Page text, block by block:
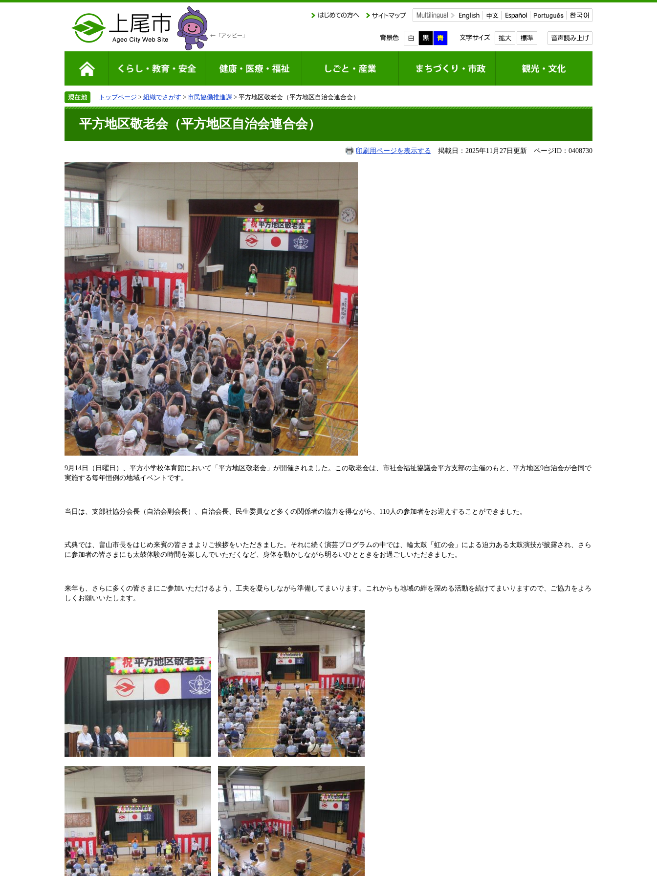
トップページ > 組織でさがす > 市民協働推進課 > 平方地区敬老会（平方地区自治会連合会）
平方地区敬老会（平方地区自治会連合会）
印刷用ページを表示する 掲載日：2025年11月27日更新 ページID：0408730
9月14日（日曜日）、平方小学校体育館において「平方地区敬老会」が開催されました。この敬老会は、市社会福祉協議会平方支部の主催のもと、平方地区9自治会が合同で
実施する毎年恒例の地域イベントです。
当日は、支部社協分会長（自治会副会長）、自治会長、民生委員など多くの関係者の協力を得ながら、110人の参加者をお迎えすることができました。
式典では、畠山市長をはじめ来賓の皆さまよりご挨拶をいただきました。それに続く演芸プログラムの中では、輪太鼓「虹の会」による迫力ある太鼓演技が披露され、さら
に参加者の皆さまにも太鼓体験の時間を楽しんでいただくなど、身体を動かしながら明るいひとときをお過ごしいただきました。
来年も、さらに多くの皆さまにご参加いただけるよう、工夫を凝らしながら準備してまいります。これからも地域の絆を深める活動を続けてまいりますので、ご協力をよろ
しくお願いいたします。